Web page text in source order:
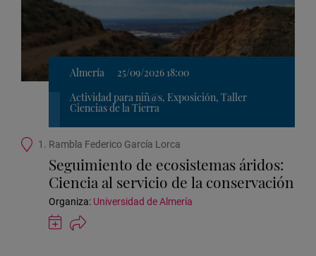
Almería
25/09/2026 18:00
Actividad para niñ@s, Exposición, Taller
Ciencias de la Tierra
Ubicación
actividad
1. Rambla Federico García Lorca
Seguimiento de ecosistemas áridos:
Ciencia al servicio de la conservación
Organiza: Universidad de Almería
Guardar
actividad